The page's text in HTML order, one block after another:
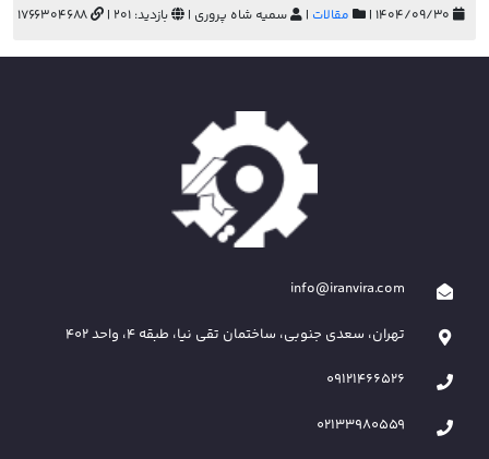
مقالات | سمیه شاه پروری | بازدید: 201 | 1766304688
info@iranvira.com
تهران، سعدی جنوبی، ساختمان تقی نیا، طبقه 4، واحد 402
09121466526
02133980559